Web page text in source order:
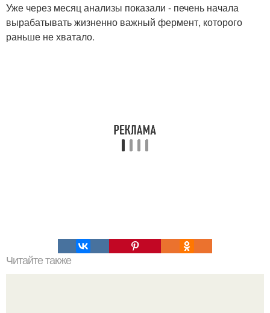
Уже через месяц анализы показали - печень начала
вырабатывать жизненно важный фермент, которого
раньше не хватало.
Читайте также